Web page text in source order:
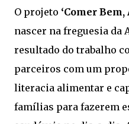
O projeto ‘Comer Bem,
nascer na freguesia da
resultado do trabalho
parceiros com um
literacia alimentar e
famílias para fazerem